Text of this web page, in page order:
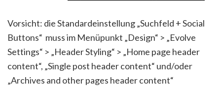
Vorsicht: die Standardeinstellung „Suchfeld + Social
Buttons“ muss im Menüpunkt „Design“ > „Evolve
Settings“ > „Header Styling“ > „Home page header
content“, „Single post header content“ und/oder
„Archives and other pages header content“